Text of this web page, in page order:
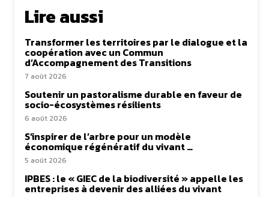
Lire aussi
Transformer les territoires par le dialogue et la
coopération avec un Commun
d’Accompagnement des Transitions
7 août 2026
Soutenir un pastoralisme durable en faveur de
socio-écosystèmes résilients
6 août 2026
S’inspirer de l’arbre pour un modèle
économique régénératif du vivant …
5 août 2026
IPBES : le « GIEC de la biodiversité » appelle les
entreprises à devenir des alliées du vivant